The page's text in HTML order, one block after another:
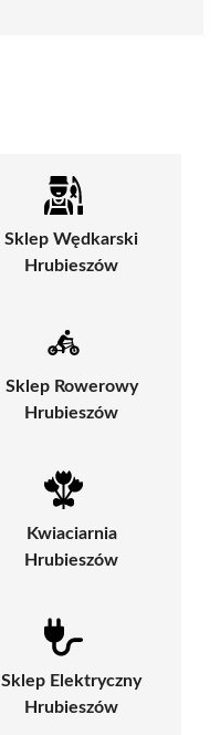
Sklep Wędkarski
Hrubieszów
Sklep Rowerowy
Hrubieszów
Kwiaciarnia
Hrubieszów
Sklep Elektryczny
Hrubieszów